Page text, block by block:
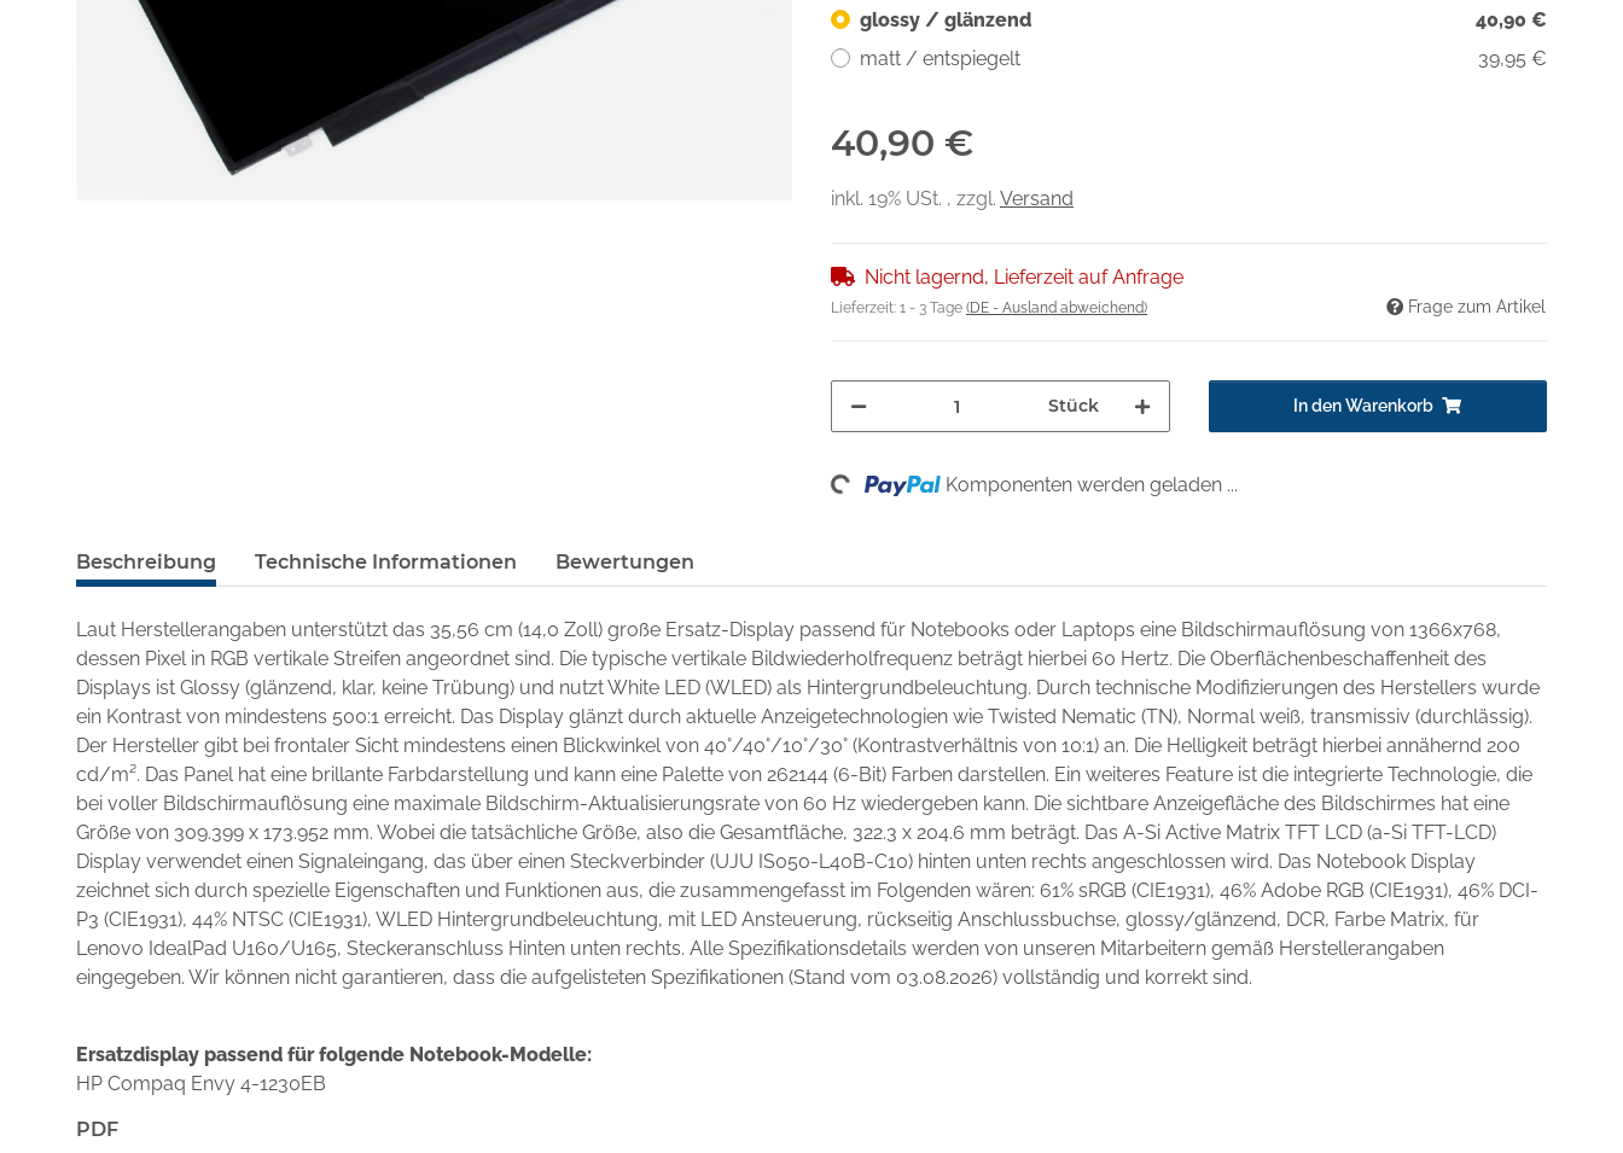
glossy / glänzend
40,90 €
matt / entspiegelt
39,95 €
40,90 €
inkl. 19% USt. , zzgl. Versand
Nicht lagernd, Lieferzeit auf Anfrage
Lieferzeit: 1 - 3 Tage (DE - Ausland abweichend) Frage zum Artikel
Stück In den Warenkorb
Loading... Komponenten werden geladen ...
Beschreibung Technische Informationen Bewertungen
Laut Herstellerangaben unterstützt das 35,56 cm (14,0 Zoll) große Ersatz-Display passend für Notebooks oder Laptops eine Bildschirmauflösung von 1366x768,
dessen Pixel in RGB vertikale Streifen angeordnet sind. Die typische vertikale Bildwiederholfrequenz beträgt hierbei 60 Hertz. Die Oberflächenbeschaffenheit des
Displays ist Glossy (glänzend, klar, keine Trübung) und nutzt White LED (WLED) als Hintergrundbeleuchtung. Durch technische Modifizierungen des Herstellers wurde
ein Kontrast von mindestens 500:1 erreicht. Das Display glänzt durch aktuelle Anzeigetechnologien wie Twisted Nematic (TN), Normal weiß, transmissiv (durchlässig).
Der Hersteller gibt bei frontaler Sicht mindestens einen Blickwinkel von 40°/40°/10°/30° (Kontrastverhältnis von 10:1) an. Die Helligkeit beträgt hierbei annähernd 200
cd/m². Das Panel hat eine brillante Farbdarstellung und kann eine Palette von 262144 (6-Bit) Farben darstellen. Ein weiteres Feature ist die integrierte Technologie, die
bei voller Bildschirmauflösung eine maximale Bildschirm-Aktualisierungsrate von 60 Hz wiedergeben kann. Die sichtbare Anzeigefläche des Bildschirmes hat eine
Größe von 309.399 x 173.952 mm. Wobei die tatsächliche Größe, also die Gesamtfläche, 322.3 x 204.6 mm beträgt. Das A-Si Active Matrix TFT LCD (a-Si TFT-LCD)
Display verwendet einen Signaleingang, das über einen Steckverbinder (UJU IS050-L40B-C10) hinten unten rechts angeschlossen wird. Das Notebook Display
zeichnet sich durch spezielle Eigenschaften und Funktionen aus, die zusammengefasst im Folgenden wären: 61% sRGB (CIE1931), 46% Adobe RGB (CIE1931), 46% DCI-
P3 (CIE1931), 44% NTSC (CIE1931), WLED Hintergrundbeleuchtung, mit LED Ansteuerung, rückseitig Anschlussbuchse, glossy/glänzend, DCR, Farbe Matrix, für
Lenovo IdealPad U160/U165, Steckeranschluss Hinten unten rechts. Alle Spezifikationsdetails werden von unseren Mitarbeitern gemäß Herstellerangaben
eingegeben. Wir können nicht garantieren, dass die aufgelisteten Spezifikationen (Stand vom 03.08.2026) vollständig und korrekt sind.
Ersatzdisplay passend für folgende Notebook-Modelle:
HP Compaq Envy 4-1230EB
PDF